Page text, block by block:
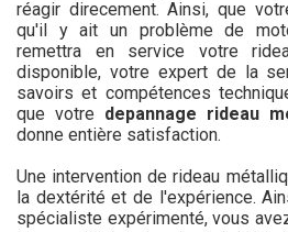
réagir direcement. Ainsi, que
qu'il y ait un problème de
remettra en service votre
disponible, votre expert de la
savoirs et compétences
que votre depannage rideau
donne entière satisfaction.
Une intervention de rideau
la dextérité et de l'expérience.
spécialiste expérimenté, vous